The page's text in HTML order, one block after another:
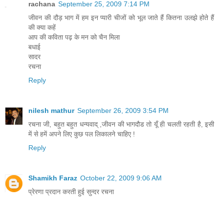
rachana September 25, 2009 7:14 PM
जीवन की दौड़ भाग में हम इन प्यारी चीजों को भूल जाते हैं कितना उलझे होते हैं
की क्या कहें
आप की कविता पढ़ के मन को चैन मिला
बधाई
सादर
रचना
Reply
nilesh mathur September 26, 2009 3:54 PM
रचना जी, बहुत बहुत धन्यवाद् ,जीवन की भागदौड तो यूँ ही चलती रहती है, इसी
में से हमें अपने लिए कुछ पल लिकालने चाहिए !
Reply
Shamikh Faraz October 22, 2009 9:06 AM
प्रेरणा प्रदान करती हुई सुन्दर रचना